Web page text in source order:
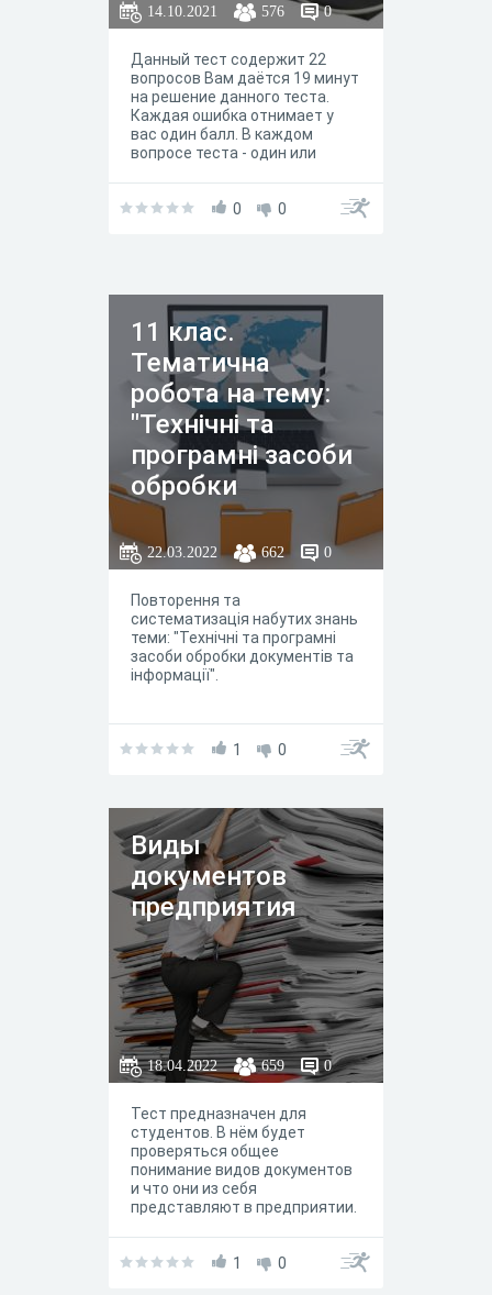
14.10.2021 576 0
Данный тест содержит 22
вопросов Вам даётся 19 минут
на решение данного теста.
Каждая ошибка отнимает у
вас один балл. В каждом
вопросе теста - один или
один вопрос, где все ответы
каждого будут в рандомном
порядке даны свои вопросы и
в разной
последовательности.
0 0
11 клас.
Тематична
робота на тему:
"Технічні та
програмні засоби
обробки
документів та
інформації"
22.03.2022 662 0
Повторення та
систематизація набутих знань
теми: "Технічні та програмні
засоби обробки документів та
інформації".
1 0
Виды
документов
предприятия
18.04.2022 659 0
Тест предназначен для
студентов. В нём будет
проверяться общее
понимание видов документов
и что они из себя
представляют в предприятии.
1 0